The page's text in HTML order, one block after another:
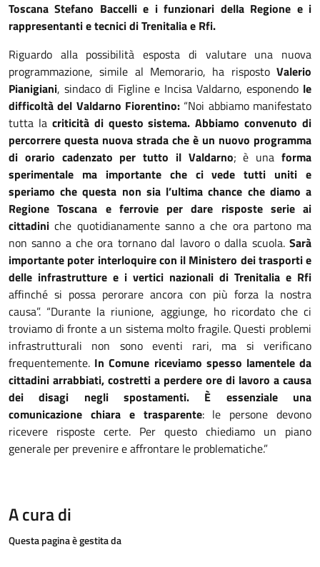
Toscana Stefano Baccelli e i funzionari della Regione e i
rappresentanti e tecnici di Trenitalia e Rfi.
Riguardo alla possibilità esposta di valutare una nuova
programmazione, simile al Memorario, ha risposto Valerio
Pianigiani, sindaco di Figline e Incisa Valdarn­o, esponendo le
difficoltà del Valdarno Fiorentino: “Noi abbiamo manifestato
tutta la criticità di questo sistema. Abbiamo convenuto di
percorrere questa nuova strada che è un nuovo programma
di orario cadenzato per tutto il Valdarno; è unaforma
sperimentale ma importante che ci vede tutti uniti e
speriamo che questa non sia l’ultima chance che diamo a
Regione Toscana e ferrovie per dare risposte serie ai
cittadini che quotidianamente sanno a che ora partono ma
non sanno a che ora tornano dal lavoro o dalla scuola. Sarà
importante poter interloquire con il Ministero dei trasporti e
delle infrastrutture e i vertici nazionali di Trenitalia e Rfi
affinché si possa perorare ancora con più forza la nostra
causa”. “Durante la riunione, aggiunge, ho ricordato che ci
troviamo di fronte a un sistema molto fragile. Questi problemi
infrastrutturali non sono eventi rari, ma si verificano
frequentemente. In Comune riceviamo spesso lamentele da
cittadini arrabbiati, costretti a perdere ore di lavoro a causa
dei disagi negli spostamenti. È essenziale una
comunicazione chiara e trasparente: le persone devono
ricevere risposte certe. Per questo chiediamo un piano
generale per prevenire e affrontare le problematiche.”
A cura di
Questa pagina è gestita da